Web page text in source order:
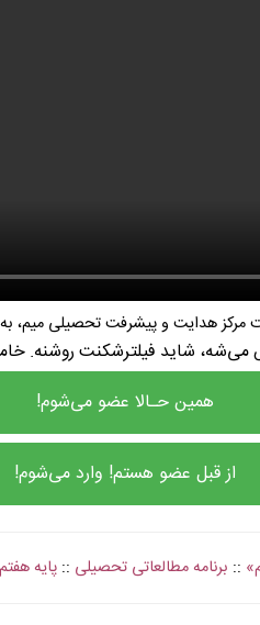
مرکز هدایت و پیشرفت تحصیلی میم،
می‌شه، شاید فیلترشکنت روشنه.
همین حـالا عضو می‌شوم!
از قبل عضو هستم! وارد می‌شوم!
:: برنامه مطالعاتی تحصیلی ::پایه هفتم